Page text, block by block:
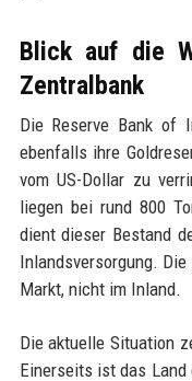
Blick auf die
Zentralbank
Die Reserve Bank of
ebenfalls ihre
vom US-Dollar zu
liegen bei rund 800
dient dieser Bestand
Inlandsversorgung.
Markt, nicht im Inland.
Die aktuelle Situation
Einerseits ist das